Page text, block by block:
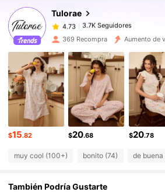
Tulorae
4.73
3.7K Seguidores
h***d
seguidoHace 2 horas
4.73
3.7K Seguidores
4.73 3.7K Seguidores
4.73 3.7K Seguidores
4.73 3.7K Seguidores
4.73 3.7K Seguidores
4.73 3.7K Seguidores
369 Recompra Aumento de
$15.82 $20.68 $20.78
muy cool (100+) bonito (74) de
También Podría Gustarte